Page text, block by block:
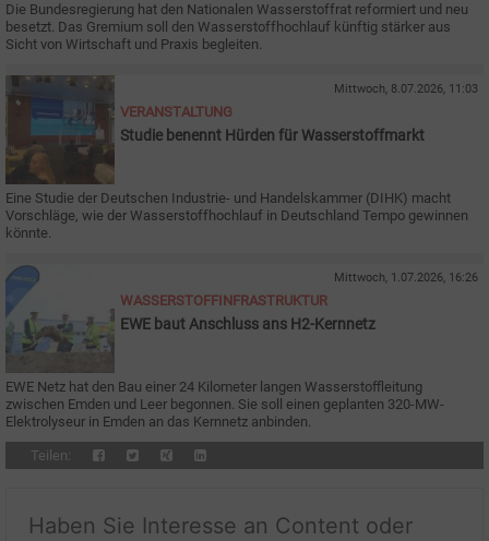
Die Bundesregierung hat den Nationalen Wasserstoffrat reformiert und neu
besetzt. Das Gremium soll den Wasserstoffhochlauf künftig stärker aus
Sicht von Wirtschaft und Praxis begleiten.
Mittwoch, 8.07.2026, 11:03
VERANSTALTUNG
Studie benennt Hürden für Wasserstoffmarkt
Eine Studie der Deutschen Industrie- und Handelskammer (DIHK) macht
Vorschläge, wie der Wasserstoffhochlauf in Deutschland Tempo gewinnen
könnte.
Mittwoch, 1.07.2026, 16:26
WASSERSTOFFINFRASTRUKTUR
EWE baut Anschluss ans H2-Kernnetz
EWE Netz hat den Bau einer 24 Kilometer langen Wasserstoffleitung
zwischen Emden und Leer begonnen. Sie soll einen geplanten 320-MW-
Elektrolyseur in Emden an das Kernnetz anbinden.
Teilen:
Haben Sie Interesse an Content oder